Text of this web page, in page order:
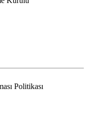
Politikası